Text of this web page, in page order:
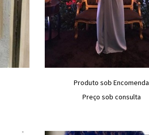
Produto sob Encomenda
Preço sob consulta